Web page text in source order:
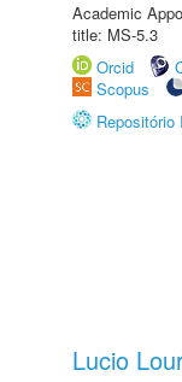
Academic
title: MS-5.3
Orcid
Scopus
Lucio